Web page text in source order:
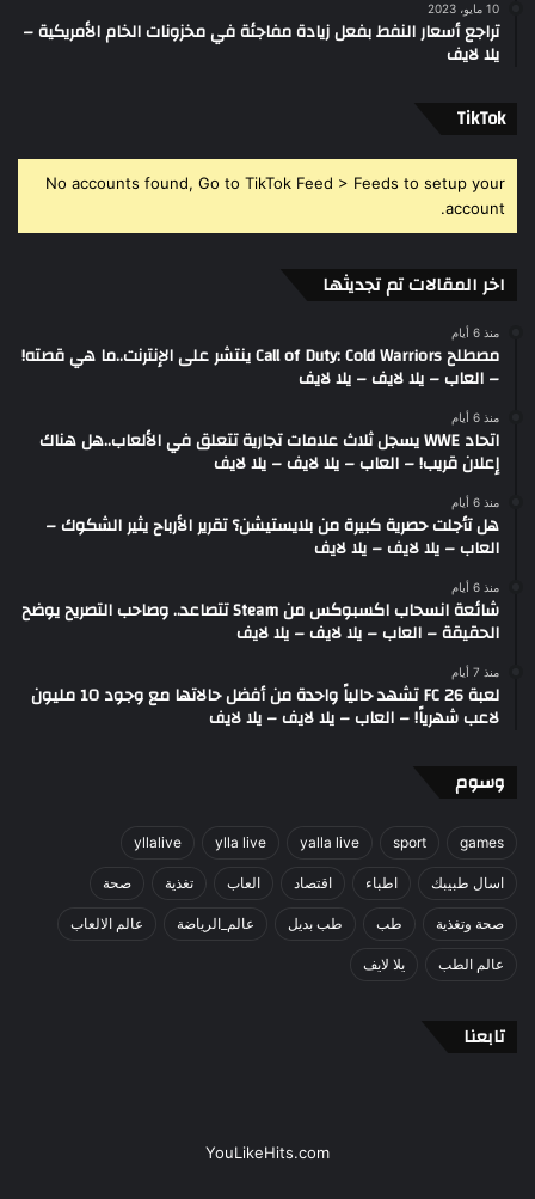
10 مايو، 2023
تراجع أسعار النفط بفعل زيادة مفاجئة في مخزونات الخام الأمريكية –
يلا لايف
‫TikTok
No accounts found, Go to TikTok Feed > Feeds to setup your
account.
اخر المقالات تم تجديثها
منذ 6 أيام
مصطلح Call of Duty: Cold Warriors ينتشر على الإنترنت..ما هي قصته!
– العاب – يلا لايف – يلا لايف
منذ 6 أيام
اتحاد WWE يسجل ثلاث علامات تجارية تتعلق في الألعاب..هل هناك
إعلان قريب! – العاب – يلا لايف – يلا لايف
منذ 6 أيام
هل تأجلت حصرية كبيرة من بلايستيشن؟ تقرير الأرباح يثير الشكوك –
العاب – يلا لايف – يلا لايف
منذ 6 أيام
شائعة انسحاب اكسبوكس من Steam تتصاعد.. وصاحب التصريح يوضح
الحقيقة – العاب – يلا لايف – يلا لايف
منذ 7 أيام
لعبة FC 26 تشهد حالياً واحدة من أفضل حالاتها مع وجود 10 مليون
لاعب شهرياً! – العاب – يلا لايف – يلا لايف
وسوم
games
sport
yalla live
ylla live
yllalive
اسال طبيبك اطباء اقتصاد العاب تغذية صحة
صحة وتغذية طب طب بديل عالم_الرياضة عالم الالعاب
عالم الطب يلا لايف
تابعنا
YouLikeHits.com